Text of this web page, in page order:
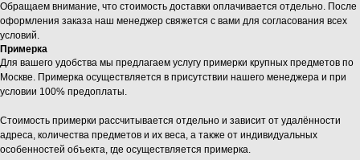
Обращаем внимание, что стоимость доставки оплачивается отдельно. После
оформления заказа наш менеджер свяжется с вами для согласования всех
условий.
Примерка
Для вашего удобства мы предлагаем услугу примерки крупных предметов по
Москве. Примерка осуществляется в присутствии нашего менеджера и при
условии 100% предоплаты.
Стоимость примерки рассчитывается отдельно и зависит от удалённости
адреса, количества предметов и их веса, а также от индивидуальных
особенностей объекта, где осуществляется примерка.